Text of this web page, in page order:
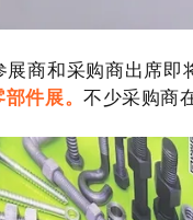
展商和采购商出席即
部件展。不少采购商